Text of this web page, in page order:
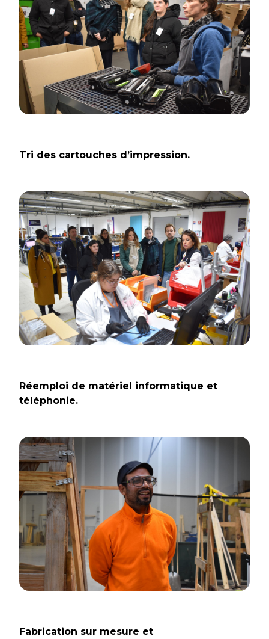
Tri des cartouches d’impression.
Réemploi de matériel informatique et
téléphonie.
Fabrication sur mesure et